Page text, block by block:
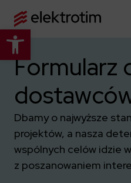
Otwórz pasek narzędzi
Strona główna
O nas
Więcej o nas
O firmie
Strategia
Władze spółki
Oferta
Poznaj pełną ofertę
Aktualności
Formularz
Dbamy o najwyższe
projektów, a nasza
wspólnych celów idzie
z poszanowaniem